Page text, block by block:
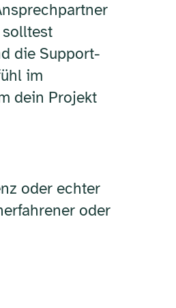
solltest
die Support-
im
dein Projekt
oder echter
oder